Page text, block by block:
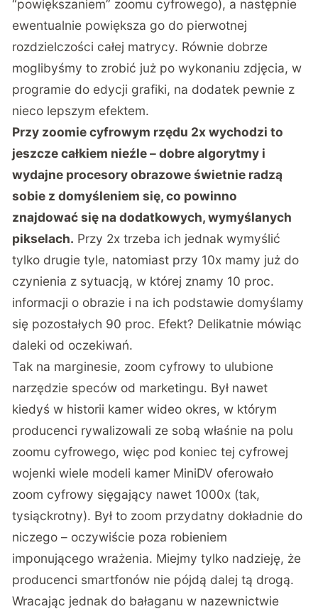
“powiększaniem” zoomu cyfrowego), a następnie
ewentualnie powiększa go do pierwotnej
rozdzielczości całej matrycy. Równie dobrze
moglibyśmy to zrobić już po wykonaniu zdjęcia, w
programie do edycji grafiki, na dodatek pewnie z
nieco lepszym efektem.
Przy zoomie cyfrowym rzędu 2x wychodzi to
jeszcze całkiem nieźle – dobre algorytmy i
wydajne procesory obrazowe świetnie radzą
sobie z domyśleniem się, co powinno
znajdować się na dodatkowych, wymyślanych
pikselach. Przy 2x trzeba ich jednak wymyślić
tylko drugie tyle, natomiast przy 10x mamy już do
czynienia z sytuacją, w której znamy 10 proc.
informacji o obrazie i na ich podstawie domyślamy
się pozostałych 90 proc. Efekt? Delikatnie mówiąc
daleki od oczekiwań.
Tak na marginesie, zoom cyfrowy to ulubione
narzędzie speców od marketingu. Był nawet
kiedyś w historii kamer wideo okres, w którym
producenci rywalizowali ze sobą właśnie na polu
zoomu cyfrowego, więc pod koniec tej cyfrowej
wojenki wiele modeli kamer MiniDV oferowało
zoom cyfrowy sięgający nawet 1000x (tak,
tysiąckrotny). Był to zoom przydatny dokładnie do
niczego – oczywiście poza robieniem
imponującego wrażenia. Miejmy tylko nadzieję, że
producenci smartfonów nie pójdą dalej tą drogą.
Wracając jednak do bałaganu w nazewnictwie